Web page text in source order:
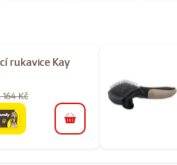
rukavice Kay
Kč
do košíku